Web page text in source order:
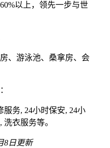
以上，领先一步与世
、游泳池、桑拿房、会
务, 24小时保安, 24小
衣服务等。
8日更新